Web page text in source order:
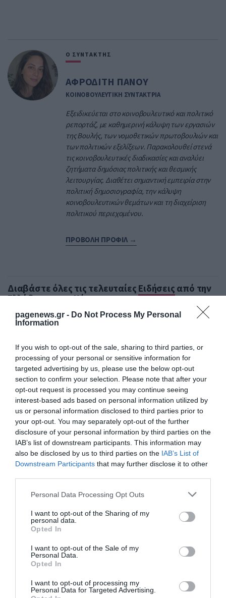
pagenews.gr - Do Not Process My Personal
Information
If you wish to opt-out of the sale, sharing to third parties, or
processing of your personal or sensitive information for
targeted advertising by us, please use the below opt-out
section to confirm your selection. Please note that after your
opt-out request is processed you may continue seeing
interest-based ads based on personal information utilized by
us or personal information disclosed to third parties prior to
your opt-out. You may separately opt-out of the further
disclosure of your personal information by third parties on the
IAB’s list of downstream participants. This information may
also be disclosed by us to third parties on the IAB’s List of
Downstream Participants that may further disclose it to other
Please note that this website/app uses one or more Google
not limited to your visit or usage behaviour. You may click to
grant or deny consent to Google and its third-party tags to
use your data for below specified purposes in below Google
consent section.
Personal Data Processing Opt Outs
I want to opt-out of the Sharing of my
personal data.
Opted In
I want to opt-out of the Sale of my
Personal Data.
Opted In
I want to opt-out of processing my
Personal Data for Targeted Advertising.
Ο ΣΥΝΤΑΚΤΗΣ
ΑΦΡΟΔΙΤΗ ΠΑΝΟΥ
ΚΟΙΝΟΒΟΥΛΕΥΤΙΚΗ ΣΥΝΤΑΚΤΡΙΑ
Εξειδικεύεται στο κοινοβουλευτικό και πολιτικό
ρεπορτάζ, με καθημερινή κάλυψη των εργασιών
της Βουλής, των νομοθετικών πρωτοβουλιών και
των πολιτικών εξελίξεων. Παρακολουθεί στενά
τις κοινοβουλευτικές διαδικασίες και αναλύει
ζητήματα δημόσιας πολιτικής και θεσμικής
λειτουργίας. Διαθέτει σημαντική εμπειρία στην
πολιτική δημοσιογραφία, την κάλυψη
κοινοβουλευτικών θεμάτων και τη διαχείριση
πολιτικού περιεχομένου.
ΠΡΟΒΟΛΗ ΠΡΟΦΙΛ →
Διαβάστε όλες τις τελευταίες Ειδήσεις από την
Ελλάδα και τον Κόσμο
ΔΕΙΤΕ ΠΡΩΤΟΙ ΟΛΑ ΤΑ ΝΕΑ ΤΟΥ PAGENEWS ΣΤΟ
GOOGLE NEWS
Σχετικά άρθρα:
➤ Κατέγραψε τον θάνατό του: Τι δείχνει το βίντεο στο
κινητό του ορειβάτη όταν ήρθε αντιμέτωπος με την
αρκούδα
➤ Δράμα: Ανατροπή!Κανένα ίχνος από χτύπημα
αρκούδας στον ορειβάτη, λέει ο ιατροδικαστής
➤ «Χάθηκε ένας φίλος,σταματήστε τις θεωρίες»-
Συγκινεί ο ορειβάτης που ήταν με τον φίλο του στο
➤ «Μου είπε “έλα να δεις μια αρκούδα” – Τον είδα να
αιωρείται στον γκρεμό»: Συγκλονίζει ο ορειβάτης στη
➤ Ένας τραυματίας από επίθεση αρκούδας σε δύο
ορειβάτες στη Δράμα